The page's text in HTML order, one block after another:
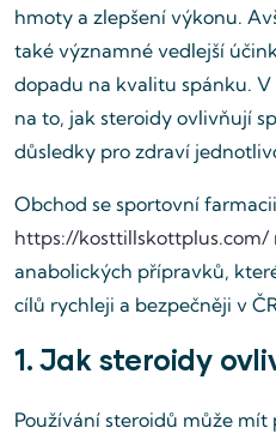
hmoty a zlepšení výkonu.
také významné vedlejší
dopadu na kvalitu spánku.
na to, jak steroidy ovlivňují
důsledky pro zdraví
Obchod se sportovní farmacii
https://kosttillskottplus.com/
anabolických přípravků,
cílů rychleji a bezpečněji v
1. Jak steroidy
Používání steroidů může